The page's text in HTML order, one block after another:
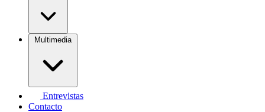
Multimedia
Entrevistas
Contacto